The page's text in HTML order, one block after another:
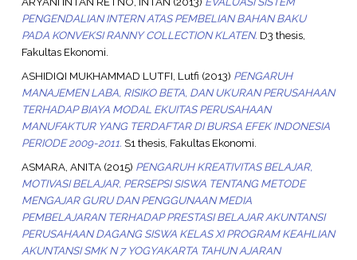
PENGENDALIAN INTERN ATAS PEMBELIAN BAHAN BAKU
PADA KONVEKSI RANNY COLLECTION KLATEN. D3 thesis,
Fakultas Ekonomi.
ASHIDIQI MUKHAMMAD LUTFI, Lutfi (2013) PENGARUH
MANAJEMEN LABA, RISIKO BETA, DAN UKURAN PERUSAHAAN
TERHADAP BIAYA MODAL EKUITAS PERUSAHAAN
MANUFAKTUR YANG TERDAFTAR DI BURSA EFEK INDONESIA
PERIODE 2009-2011. S1 thesis, Fakultas Ekonomi.
ASMARA, ANITA(2015) PENGARUH KREATIVITAS BELAJAR,
MOTIVASI BELAJAR, PERSEPSI SISWA TENTANG METODE
MENGAJAR GURU DAN PENGGUNAAN MEDIA
PEMBELAJARAN TERHADAP PRESTASI BELAJAR AKUNTANSI
PERUSAHAAN DAGANG SISWA KELAS XI PROGRAM KEAHLIAN
AKUNTANSI SMK N 7 YOGYAKARTA TAHUN AJARAN